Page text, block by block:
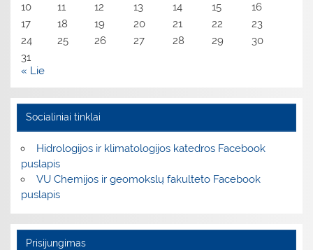
10
11 12 13 14 15
16
17
18 19 20 21 22
23
24
25 26 27 28 29
30
31
« Lie
Socialiniai tinklai
Hidrologijos ir klimatologijos katedros Facebook
puslapis
VU Chemijos ir geomokslų fakulteto Facebook
puslapis
Prisijungimas